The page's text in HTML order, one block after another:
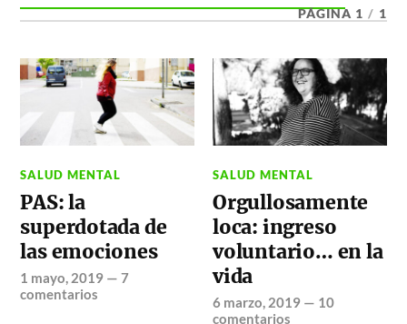
PÁGINA 1 / 1
SALUD MENTAL
PAS: la
superdotada de
las emociones
1 mayo, 2019 —7
comentarios
SALUD MENTAL
Orgullosamente
loca: ingreso
voluntario… en la
vida
6 marzo, 2019 — 10
comentarios